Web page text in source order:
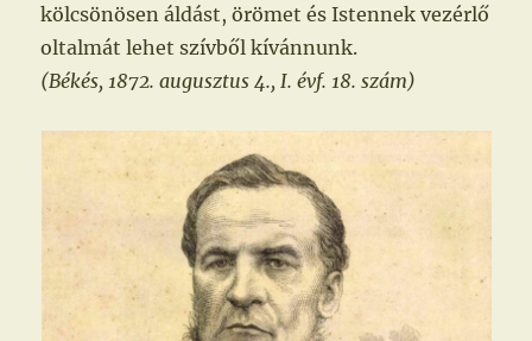
kölcsönösen áldást, örömet és Istennek vezérlő
oltalmát lehet szívből kívánnunk.
(Békés, 1872. augusztus 4., I. évf. 18. szám)